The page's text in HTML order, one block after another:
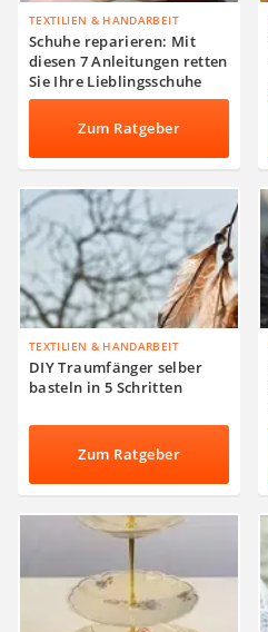
TEXTILIEN & HANDARBEIT
Schuhe reparieren: Mit
diesen 7 Anleitungen retten
Sie Ihre Lieblingsschuhe
Zum Ratgeber
TEXTILIEN & HANDARBEIT
DIY Traumfänger selber
basteln in 5 Schritten
Zum Ratgeber